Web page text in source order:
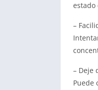
estado
–
– Deje
Puede